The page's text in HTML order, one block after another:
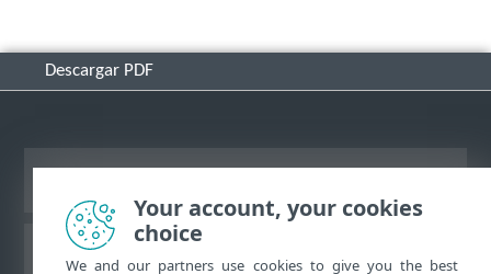
Descargar PDF
Base de conocimiento de ESET
Your account, your cookies
choice
We and our partners use cookies to give you the best